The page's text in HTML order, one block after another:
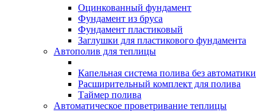
Оцинкованный фундамент
Фундамент из бруса
Фундамент пластиковый
Заглушки для пластикового фундамента
Автополив для теплицы
Капельная система полива без автоматики
Расширительный комплект для полива
Таймер полива
Автоматическое проветривание теплицы